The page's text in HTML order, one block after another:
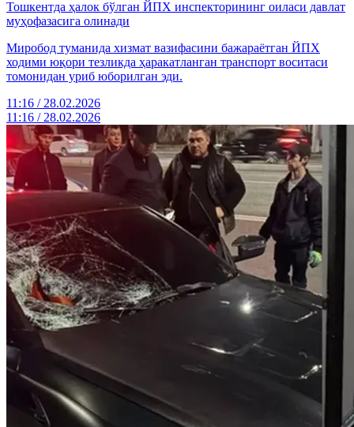
Тошкентда ҳалок бўлган ЙПХ инспекторининг оиласи давлат
муҳофазасига олинади
Миробод туманида хизмат вазифасини бажараётган ЙПХ
ходими юқори тезликда ҳаракатланган транспорт воситаси
томонидан уриб юборилган эди.
11:16 / 28.02.2026
11:16 / 28.02.2026